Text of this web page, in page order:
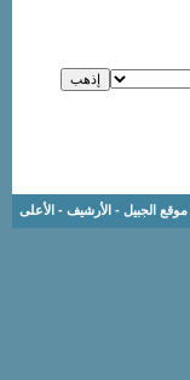
موقع الجبيل - الأرشيف - الأعلى